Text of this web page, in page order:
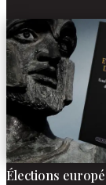
Élections